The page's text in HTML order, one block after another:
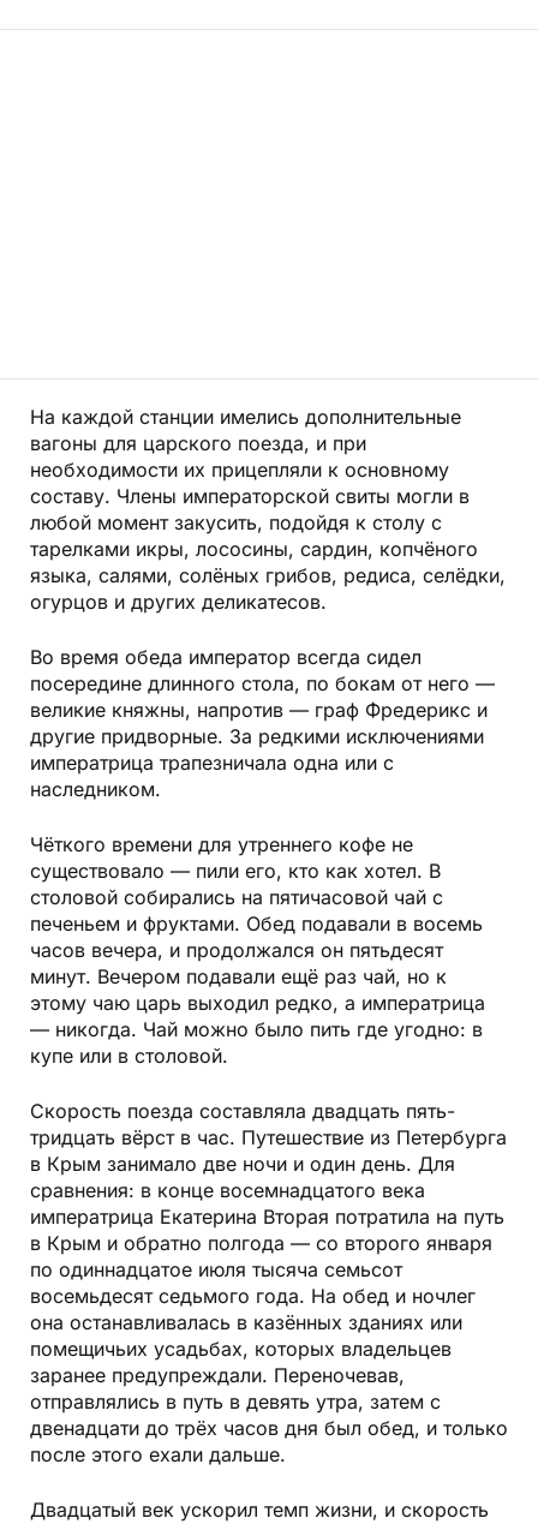
На каждой станции имелись дополнительные
вагоны для царского поезда, и при
необходимости их прицепляли к основному
составу. Члены императорской свиты могли в
любой момент закусить, подойдя к столу с
тарелками икры, лососины, сардин, копчёного
языка, салями, солёных грибов, редиса, селёдки,
огурцов и других деликатесов.
Во время обеда император всегда сидел
посередине длинного стола, по бокам от него —
великие княжны, напротив — граф Фредерикс и
другие придворные. За редкими исключениями
императрица трапезничала одна или с
наследником.
Чёткого времени для утреннего кофе не
существовало — пили его, кто как хотел. В
столовой собирались на пятичасовой чай с
печеньем и фруктами. Обед подавали в восемь
часов вечера, и продолжался он пятьдесят
минут. Вечером подавали ещё раз чай, но к
этому чаю царь выходил редко, а императрица
— никогда. Чай можно было пить где угодно: в
купе или в столовой.
Скорость поезда составляла двадцать пять-
тридцать вёрст в час. Путешествие из Петербурга
в Крым занимало две ночи и один день. Для
сравнения: в конце восемнадцатого века
императрица Екатерина Вторая потратила на путь
в Крым и обратно полгода — со второго января
по одиннадцатое июля тысяча семьсот
восемьдесят седьмого года. На обед и ночлег
она останавливалась в казённых зданиях или
помещичьих усадьбах, которых владельцев
заранее предупреждали. Переночевав,
отправлялись в путь в девять утра, затем с
двенадцати до трёх часов дня был обед, и только
после этого ехали дальше.
Двадцатый век ускорил темп жизни, и скорость